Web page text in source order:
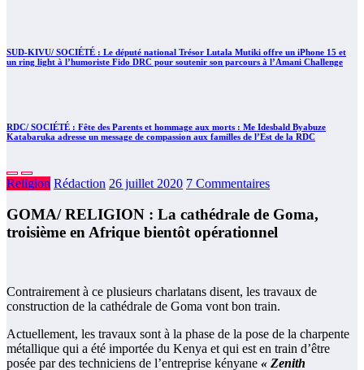
SUD-KIVU/ SOCIÉTÉ : Le député national Trésor Lutala Mutiki offre un iPhone 15 et
un ring light à l’humoriste Fido DRC pour soutenir son parcours à l’Amani Challenge
RDC/ SOCIÉTÉ : Fête des Parents et hommage aux morts : Me Idesbald Byabuze
Katabaruka adresse un message de compassion aux familles de l’Est de la RDC
Religion Rédaction 26 juillet 2020 7 Commentaires
GOMA/ RELIGION : La cathédrale de Goma,
troisième en Afrique bientôt opérationnel
Contrairement à ce plusieurs charlatans disent, les travaux de
construction de la cathédrale de Goma vont bon train.
Actuellement, les travaux sont à la phase de la pose de la charpente
métallique qui a été importée du Kenya et qui est en train d’être
posée par des techniciens de l’entreprise kényane « Zenith